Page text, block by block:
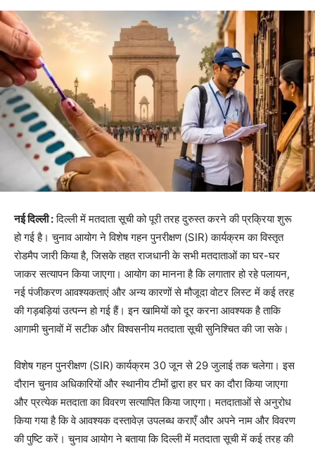
नई दिल्ली :दिल्ली में मतदाता सूची को पूरी तरह दुरुस्त करने की प्रक्रिया शुरू
हो गई है। चुनाव आयोग ने विशेष गहन पुनरीक्षण (SIR) कार्यक्रम का विस्तृत
रोडमैप जारी किया है, जिसके तहत राजधानी के सभी मतदाताओं का घर-घर
जाकर सत्यापन किया जाएगा। आयोग का मानना है कि लगातार हो रहे पलायन,
नई पंजीकरण आवश्यकताएं और अन्य कारणों से मौजूदा वोटर लिस्ट में कई तरह
की गड़बड़ियां उत्पन्न हो गई हैं। इन खामियों को दूर करना आवश्यक है ताकि
आगामी चुनावों में सटीक और विश्वसनीय मतदाता सूची सुनिश्चित की जा सके।
विशेष गहन पुनरीक्षण (SIR) कार्यक्रम 30 जून से 29 जुलाई तक चलेगा। इस
दौरान चुनाव अधिकारियों और स्थानीय टीमों द्वारा हर घर का दौरा किया जाएगा
और प्रत्येक मतदाता का विवरण सत्यापित किया जाएगा। मतदाताओं से अनुरोध
किया गया है कि वे आवश्यक दस्तावेज़ उपलब्ध कराएँ और अपने नाम और विवरण
की पुष्टि करें। चुनाव आयोग ने बताया कि दिल्ली में मतदाता सूची में कई तरह की